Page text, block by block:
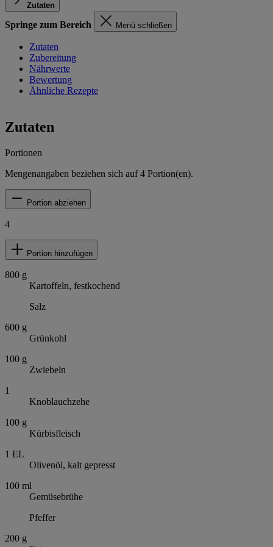
Zutaten
Springe zum Bereich Menü schließen
Zutaten
Zubereitung
Nährwerte
Bewertung
Ähnliche Rezepte
Zutaten
Portionen
Mengenangaben beziehen sich auf4 Portion(en).
Portion abziehen
4
Portion hinzufügen
800 g
Kartoffeln, festkochend
Salz
600 g
Grünkohl
100 g
Zwiebeln
1
Knoblauchzehe
100 g
Kürbisfleisch
1 EL
Olivenöl, kalt gepresst
100 ml
Gemüsebrühe
Pfeffer
200 g